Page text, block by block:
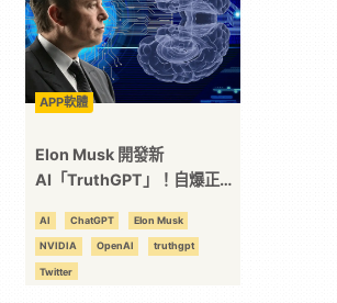
次
元
｜
3C
科
APP軟體
Elon Musk 開發新
AI「TruthGPT」！自爆正在
AI ChatGPT Elon Musk
NVIDIA OpenAI truthgpt
Twitter